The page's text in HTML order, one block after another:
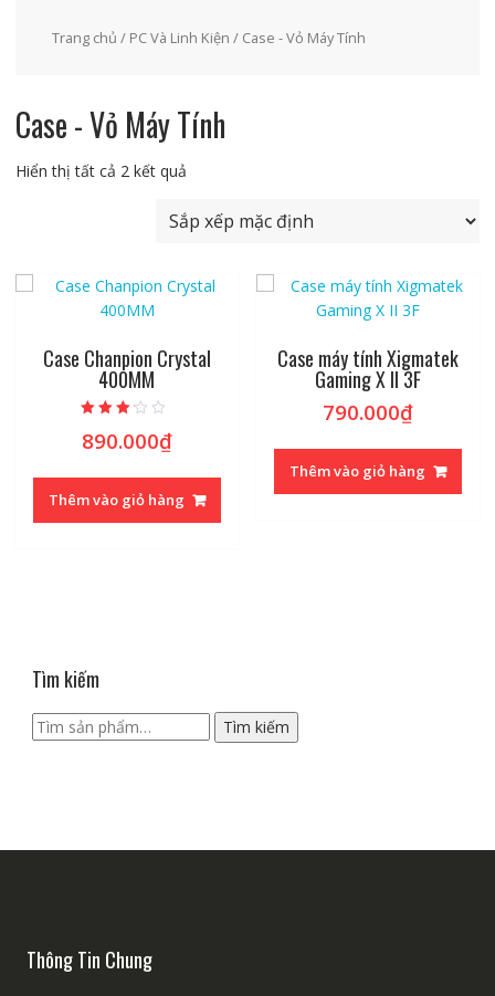
Trang chủ / PC Và Linh Kiện / Case - Vỏ Máy Tính
Case - Vỏ Máy Tính
Hiển thị tất cả 2 kết quả
Case Chanpion Crystal
400MM
xếp hạng
2.96
890.000₫
Thêm vào giỏ hàng
Case máy tính Xigmatek
Gaming X II 3F
790.000₫
Thêm vào giỏ hàng
Tìm kiếm
Tìm
kiếm:
Tìm kiếm
Thông Tin Chung